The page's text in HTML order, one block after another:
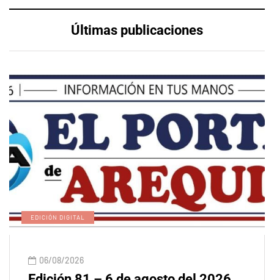
Últimas publicaciones
EDICIÓN DIGITAL
06/08/2026